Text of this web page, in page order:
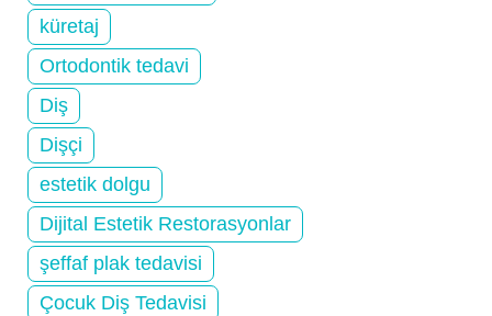
küretaj
Ortodontik tedavi
Diş
Dişçi
estetik dolgu
Dijital Estetik Restorasyonlar
şeffaf plak tedavisi
Çocuk Diş Tedavisi